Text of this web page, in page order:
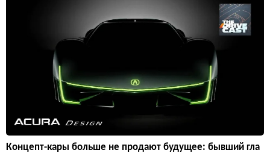
Концепт-кары больше не продают будущее: бывший гла